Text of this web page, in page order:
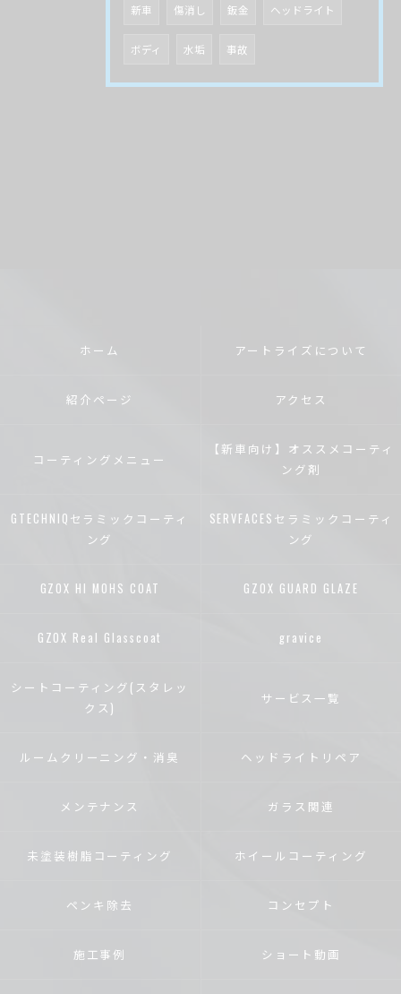
新車 傷消し 鈑金 ヘッドライト
ボディ 水垢 事故
ホーム アートライズについて
紹介ページ アクセス
コーティングメニュー
【新車向け】オススメコーティ
ング剤
GTECHNIQセラミックコーティ
ング
SERVFACESセラミックコーティ
ング
GZOX HI MOHS COAT GZOX GUARD GLAZE
GZOX Real Glasscoat gravice
シートコーティング(スタレッ
クス)
サービス一覧
ルームクリーニング・消臭 ヘッドライトリペア
メンテナンス ガラス関連
未塗装樹脂コーティング ホイールコーティング
ペンキ除去 コンセプト
施工事例 ショート動画